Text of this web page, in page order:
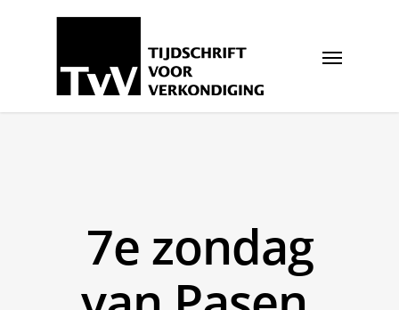
7e zondag